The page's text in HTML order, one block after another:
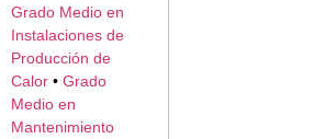
Grado Medio en
Instalaciones de
Producción de
Calor • Grado
Medio en
Mantenimiento